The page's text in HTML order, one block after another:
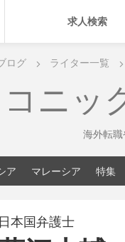
求人検索
ログ ライター一覧
コニ
海外転職
ア マレーシア 特集
日本国弁護士